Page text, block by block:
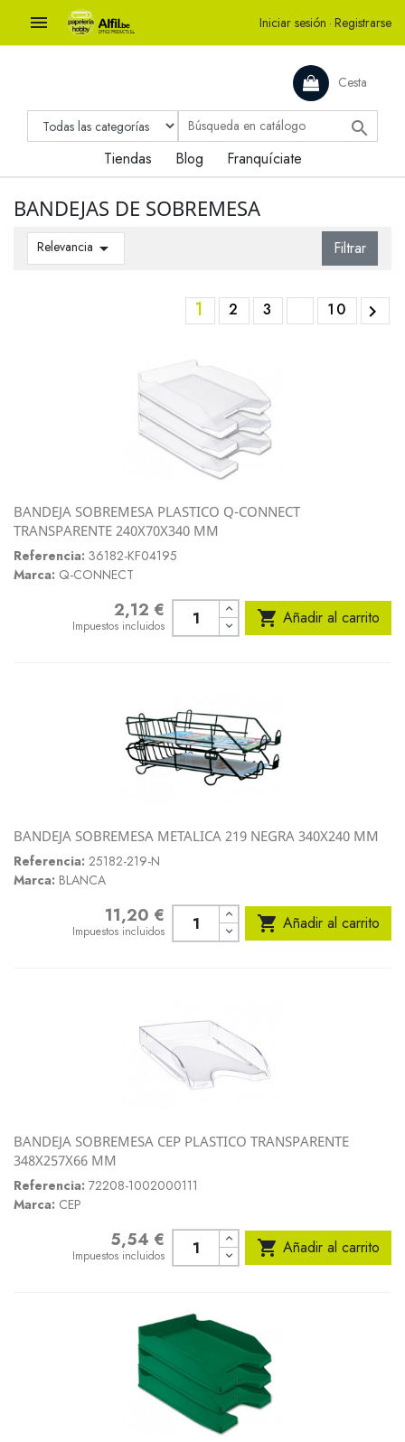
 Iniciar sesión · Registrarse
Cesta

Tiendas Blog Franquíciate
BANDEJAS DE SOBREMESA
Relevancia  Filtrar
1 2 3 10 
BANDEJA SOBREMESA PLASTICO Q-CONNECT
TRANSPARENTE 240X70X340 MM
Referencia: 36182-KF04195
Marca: Q-CONNECT
2,12 €
Impuestos incluidos  Añadir al carrito
BANDEJA SOBREMESA METALICA 219 NEGRA 340X240 MM
Referencia: 25182-219-N
Marca: BLANCA
Precio11,20 €
Impuestos incluidos  Añadir al carrito
BANDEJA SOBREMESA CEP PLASTICO TRANSPARENTE
348X257X66 MM
Referencia: 72208-1002000111
Marca: CEP
5,54 €
Impuestos incluidos  Añadir al carrito